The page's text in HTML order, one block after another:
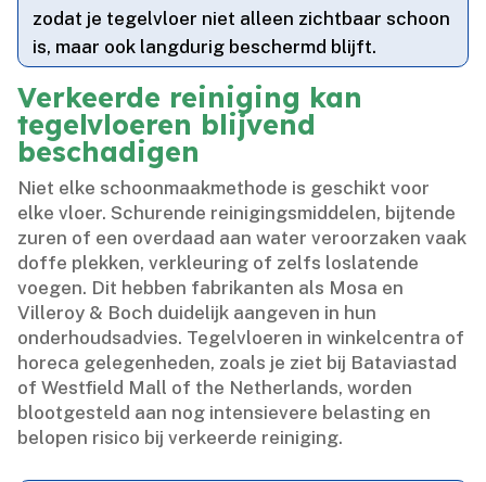
zodat je tegelvloer niet alleen zichtbaar schoon
is, maar ook langdurig beschermd blijft.​
Verkeerde reiniging kan
tegelvloeren blijvend
beschadigen
Niet elke schoonmaakmethode is geschikt voor
elke vloer.​ Schurende reinigingsmiddelen, bijtende
zuren of een overdaad aan water veroorzaken vaak
doffe plekken, verkleuring of zelfs loslatende
voegen.​ Dit hebben fabrikanten als Mosa en
Villeroy & Boch duidelijk aangeven in hun
onderhoudsadvies.​ Tegelvloeren in winkelcentra of
horeca gelegenheden, zoals je ziet bij Bataviastad
of Westfield Mall of the Netherlands, worden
blootgesteld aan nog intensievere belasting en
belopen risico bij verkeerde reiniging.​